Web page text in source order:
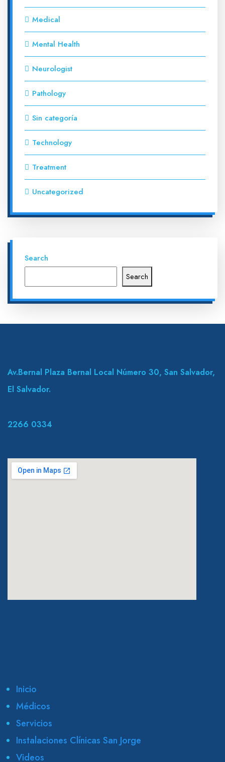
Medical
Mental Health
Neurologist
Pathology
Sin categoría
Technology
Treatment
Uncategorized
Search
Search
Av.Bernal Plaza Bernal Local Número 30, San Salvador,
El Salvador.
2266 0334
Inicio
Médicos
Servicios
Instalaciones Clínicas San Jorge
Videos